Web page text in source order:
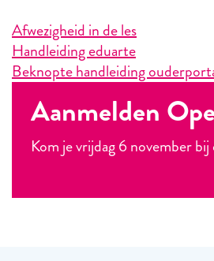
Afwezigheid in de les
Handleiding eduarte
Beknopte handleiding
Aanmelden
Kom je vrijdag 6 november bij